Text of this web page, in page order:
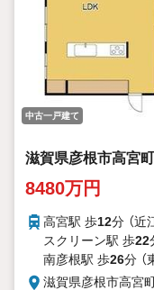
中古一戸建て
滋賀県彦根市高宮町
8480万円
高宮駅 歩12分 （近
スクリーン駅 歩22
南彦根駅 歩26分 （
滋賀県彦根市高宮